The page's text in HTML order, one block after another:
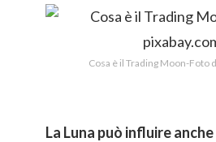
Cosa è il Trading Moon-Foto
La Luna può influire